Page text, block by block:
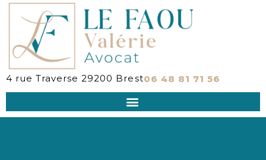
4 rue Traverse 29200 Brest06 48 81 71 56